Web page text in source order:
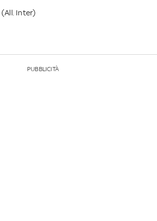
(All. Inter)
PUBBLICITÀ